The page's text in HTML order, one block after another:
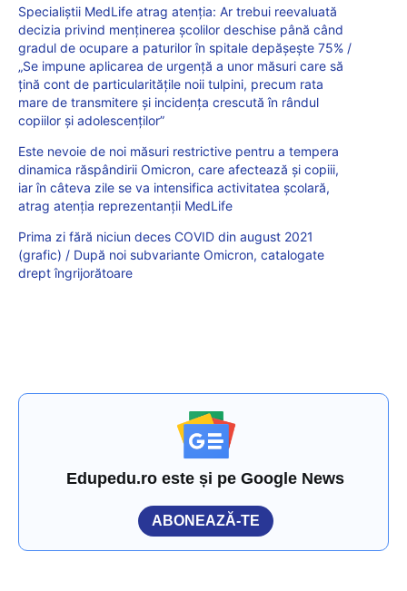
Specialiștii MedLife atrag atenția: Ar trebui reevaluată
decizia privind menținerea școlilor deschise până când
gradul de ocupare a paturilor în spitale depășește 75% /
„Se impune aplicarea de urgenţă a unor măsuri care să
ţină cont de particularităţile noii tulpini, precum rata
mare de transmitere şi incidenţa crescută în rândul
copiilor şi adolescenţilor”
Este nevoie de noi măsuri restrictive pentru a tempera
dinamica răspândirii Omicron, care afectează și copiii,
iar în câteva zile se va intensifica activitatea școlară,
atrag atenția reprezentanții MedLife
Prima zi fără niciun deces COVID din august 2021
(grafic) / După noi subvariante Omicron, catalogate
drept îngrijorătoare
Edupedu.ro este și pe Google News
ABONEAZĂ-TE